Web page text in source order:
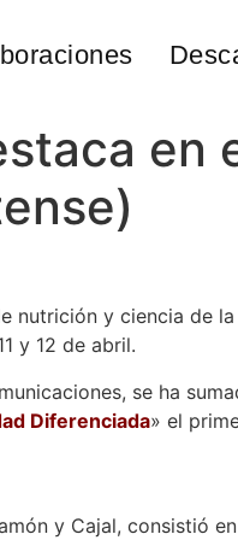
en
nutrición y ciencia de
y 12 de abril.
se ha
Diferenciada» el
y Cajal, consistió